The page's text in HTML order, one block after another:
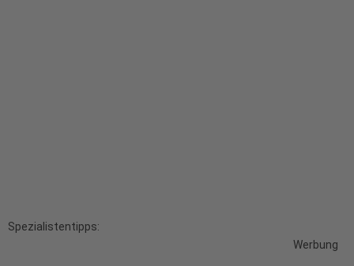
Spezialistentipps:
Werbung